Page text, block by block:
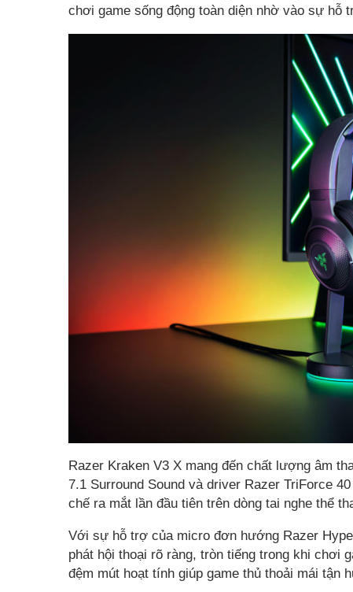
chơi game sống động toàn diện nhờ vào sự hỗ
Razer Kraken V3 X mang đến chất lượng âm
7.1 Surround Sound và driver Razer TriForce
chế ra mắt lần đầu tiên trên dòng tai nghe thể
Với sự hỗ trợ của micro đơn hướng Razer
phát hội thoại rõ ràng, tròn tiếng trong khi chơi
đệm mút hoạt tính giúp game thủ thoải mái tận